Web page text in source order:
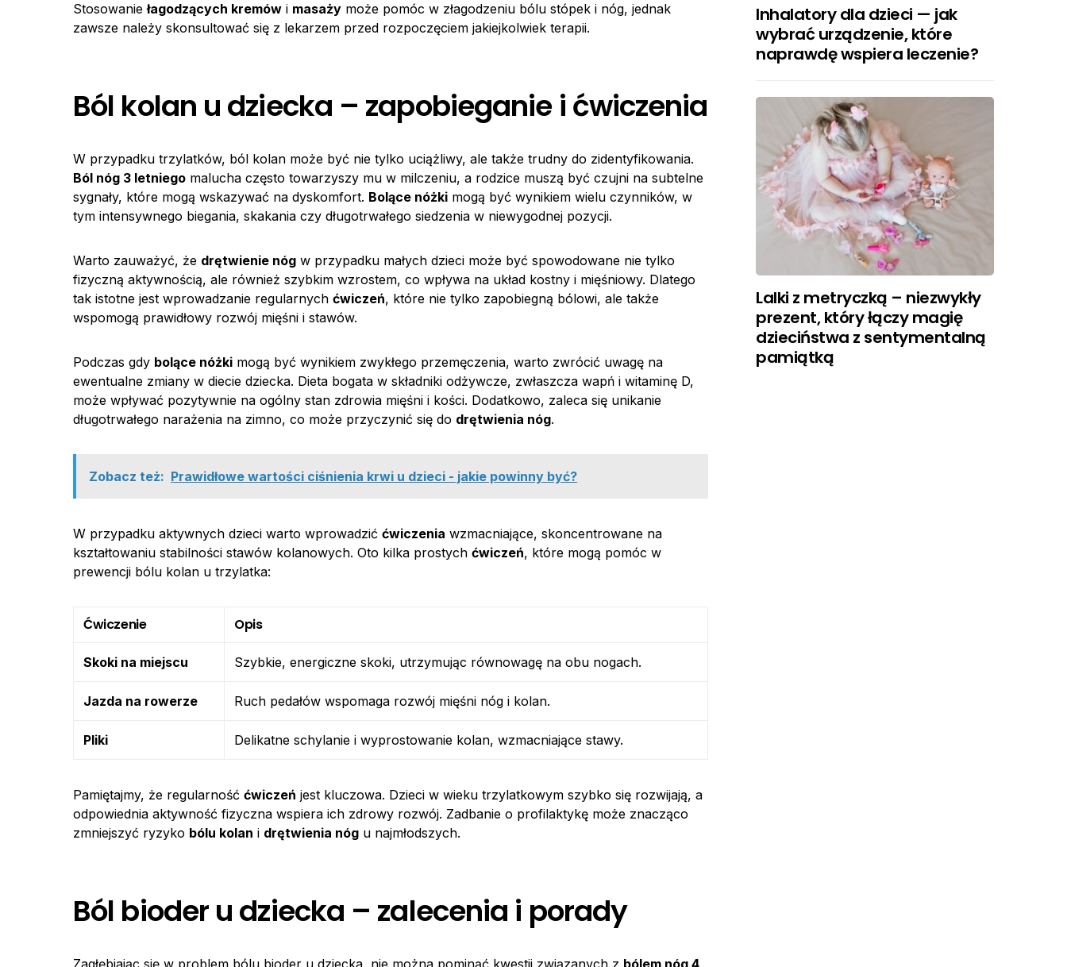
Stosowaniełagodzących kremów i masaży może pomóc w złagodzeniu bólu stópek i nóg, jednak
zawsze należy skonsultować się z lekarzem przed rozpoczęciem jakiejkolwiek terapii.
Ból kolan u dziecka – zapobieganie i ćwiczenia
W przypadku trzylatków, ból kolan może być nie tylko uciążliwy, ale także trudny do zidentyfikowania.
Ból nóg 3 letniego malucha często towarzyszy mu w milczeniu, a rodzice muszą być czujni na subtelne
sygnały, które mogą wskazywać na dyskomfort. Bolące nóżki mogą być wynikiem wielu czynników, w
tym intensywnego biegania, skakania czy długotrwałego siedzenia w niewygodnej pozycji.
Warto zauważyć, że drętwienie nóg w przypadku małych dzieci może być spowodowane nie tylko
fizyczną aktywnością, ale również szybkim wzrostem, co wpływa na układ kostny i mięśniowy. Dlatego
tak istotne jest wprowadzanie regularnych ćwiczeń, które nie tylko zapobiegną bólowi, ale także
wspomogą prawidłowy rozwój mięśni i stawów.
Podczas gdy bolące nóżki mogą być wynikiem zwykłego przemęczenia, warto zwrócić uwagę na
ewentualne zmiany w diecie dziecka. Dieta bogata w składniki odżywcze, zwłaszcza wapń i witaminę D,
może wpływać pozytywnie na ogólny stan zdrowia mięśni i kości. Dodatkowo, zaleca się unikanie
długotrwałego narażenia na zimno, co może przyczynić się do drętwienia nóg.
Zobacz też: Prawidłowe wartości ciśnienia krwi u dzieci - jakie powinny być?
W przypadku aktywnych dzieci warto wprowadzić ćwiczenia wzmacniające, skoncentrowane na
kształtowaniu stabilności stawów kolanowych. Oto kilka prostych ćwiczeń, które mogą pomóc w
prewencji bólu kolan u trzylatka:
Ćwiczenie Opis
Skoki na miejscu Szybkie, energiczne skoki, utrzymując równowagę na obu nogach.
Jazda na rowerze Ruch pedałów wspomaga rozwój mięśni nóg i kolan.
Pliki Delikatne schylanie i wyprostowanie kolan, wzmacniające stawy.
Pamiętajmy, że regularność ćwiczeń jest kluczowa. Dzieci w wieku trzylatkowym szybko się rozwijają, a
odpowiednia aktywność fizyczna wspiera ich zdrowy rozwój. Zadbanie o profilaktykę może znacząco
zmniejszyć ryzyko bólu kolan i drętwienia nóg u najmłodszych.
Ból bioder u dziecka – zalecenia i porady
Zagłębiając się w problem bólu bioder u dziecka, nie można pominąć kwestii związanych z bólem nóg 4
Inhalatory dla dzieci — jak
wybrać urządzenie, które
naprawdę wspiera leczenie?
Lalki z metryczką – niezwykły
prezent, który łączy magię
dzieciństwa z sentymentalną
pamiątką